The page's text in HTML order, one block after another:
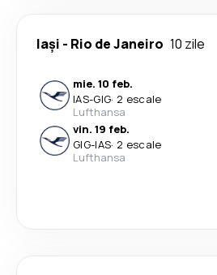
Iași - Rio de Janeiro 10 zile
mie. 10 feb.
IAS-GIG· 2 escale
Lufthansa
vin. 19 feb.
GIG-IAS· 2 escale
Lufthansa